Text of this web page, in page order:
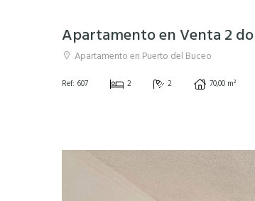
Apartamento en Venta 2
Apartamento en Puerto del Buceo
Ref: 607 2 2 70,00 m²